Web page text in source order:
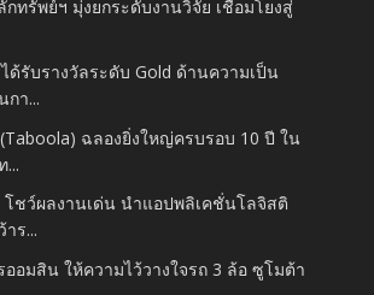
ทรัพย์ฯ มุ่งยกระดับงานวิจัย เชื่อมโยงสู่
ด้รับรางวัลระดับ Gold ด้านความเป็น
กา...
ฉลองยิ่งใหญ่ครบรอบ 10 ปี ใน
...
โชว์ผลงานเด่น นำแอปพลิเคชั่นโลจิสติ
ร...
อมสิน ให้ความไว้วางใจรถ 3 ล้อ ซูโมต้า